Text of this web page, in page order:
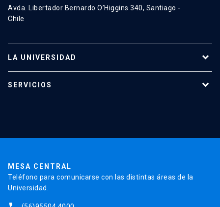
Avda. Libertador Bernardo O’Higgins 340, Santiago -
Chile
LA UNIVERSIDAD
Investigación
SERVICIOS
MESA CENTRAL
Teléfono para comunicarse con las distintas áreas de la
Universidad.